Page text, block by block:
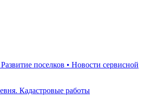
поселков • Новости сервисной
Кадастровые работы